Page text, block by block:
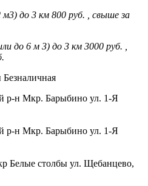
м3) до 3 км 800 руб. , свыше за
до 6 м 3) до 3 км 3000 руб. ,
р-н Мкр. Барыбино ул. 1-Я
р-н Мкр. Барыбино ул. 1-Я
Белые столбы ул. Щебанцево,